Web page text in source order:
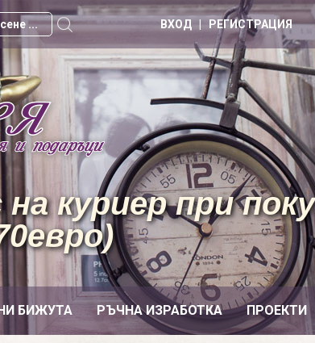
ВХОД | РЕГИСТРАЦИЯ
БИЖУТА РЪЧНА ИЗРАБОТКА ПРОЕКТИ
куриер при